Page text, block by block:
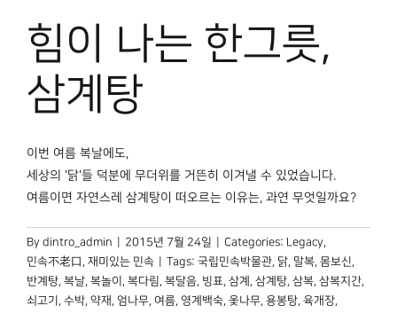
박물관 홈페이지
힘이 나는 한그릇,
삼계탕
이번 여름 복날에도,
세상의 '닭'들 덕분에 무더위를 거뜬히 이겨낼 수 있었습니다.
여름이면 자연스레 삼계탕이 떠오르는 이유는, 과연 무엇일까요?
By dintro_admin 2015년 7월 24일 Categories: Legacy,
민속不老口 , 재미있는 민속 Tags: 국립민속박물관, 닭, 말복, 몸보신,
반계탕, 복날, 복놀이 , 복다림, 복달음, 빙표, 삼계 , 삼계탕, 삼복, 삼복지간,
쇠고기 , 수박, 약재 , 엄나무, 여름, 영계백숙, 옻나무, 용봉탕, 육개장,